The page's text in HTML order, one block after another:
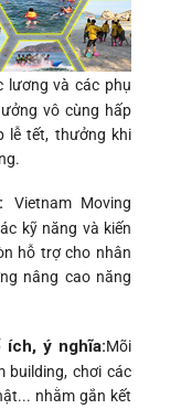
lương và các phụ
vô cùng hấp
lễ tết, thưởng khi
Vietnam Moving
kỹ năng và kiến
hỗ trợ cho nhân
nâng cao năng
ích, ý nghĩa:Mõi
building, chơi các
nhằm gắn kết